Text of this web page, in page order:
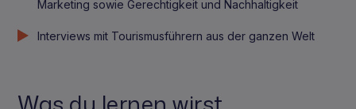
Marketing sowie Gerechtigkeit und Nachhaltigkeit
Interviews mit Tourismusführern aus der ganzen Welt